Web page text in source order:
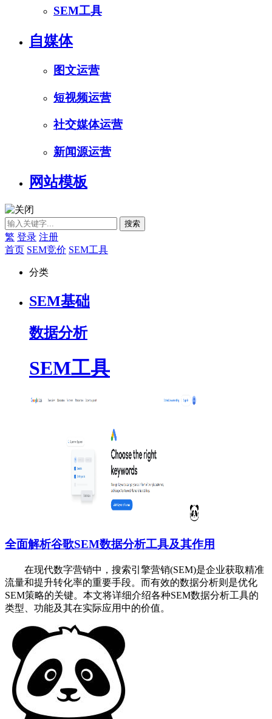
SEM工具
自媒体
图文运营
短视频运营
社交媒体运营
新闻源运营
网站模板
繁 登录 注册
首页 SEM竞价 SEM工具
分类
SEM基础
数据分析
SEM工具
全面解析谷歌SEM数据分析工具及其作用
在现代数字营销中，搜索引擎营销(SEM)是企业获取精准
流量和提升转化率的重要手段。而有效的数据分析则是优化
SEM策略的关键。本文将详细介绍各种SEM数据分析工具的
类型、功能及其在实际应用中的价值。